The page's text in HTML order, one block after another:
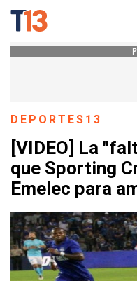
DEPORTES13
[VIDEO] La
que Sporting
Emelec para